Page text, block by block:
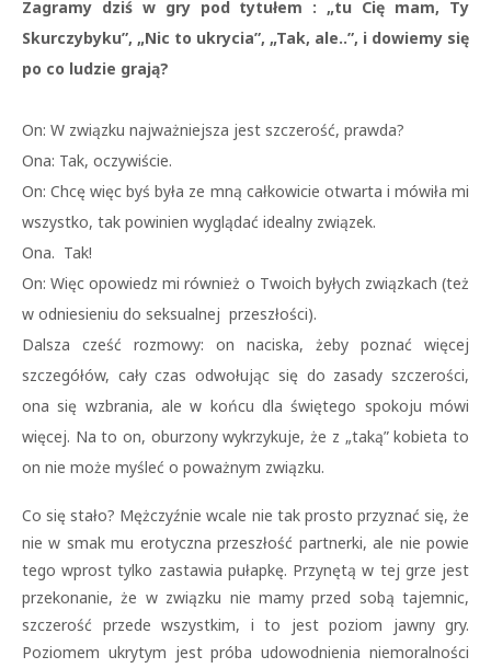
Zagramy dziś w gry pod tytułem : „tu Cię mam, Ty
Skurczybyku”, „Nic to ukrycia”, „Tak, ale..”, i dowiemy się
po co ludzie grają?
On: W związku najważniejsza jest szczerość, prawda?
Ona: Tak, oczywiście.
On: Chcę więc byś była ze mną całkowicie otwarta i mówiła mi
wszystko, tak powinien wyglądać idealny związek.
Ona. Tak!
On: Więc opowiedz mi również o Twoich byłych związkach (też
w odniesieniu do seksualnej przeszłości).
Dalsza cześć rozmowy: on naciska, żeby poznać więcej
szczegółów, cały czas odwołując się do zasady szczerości,
ona się wzbrania, ale w końcu dla świętego spokoju mówi
więcej. Na to on, oburzony wykrzykuje, że z „taką” kobieta to
on nie może myśleć o poważnym związku.
Co się stało? Mężczyźnie wcale nie tak prosto przyznać się, że
nie w smak mu erotyczna przeszłość partnerki, ale nie powie
tego wprost tylko zastawia pułapkę. Przynętą w tej grze jest
przekonanie, że w związku nie mamy przed sobą tajemnic,
szczerość przede wszystkim, i to jest poziom jawny gry.
Poziomem ukrytym jest próba udowodnienia niemoralności